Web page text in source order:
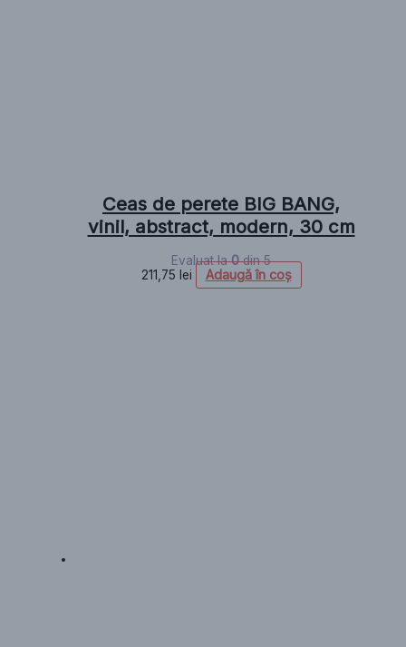
Ceas de perete BIG BANG,
vinil, abstract, modern, 30 cm
Evaluat la0din 5
211,75 lei Adaugă în coș